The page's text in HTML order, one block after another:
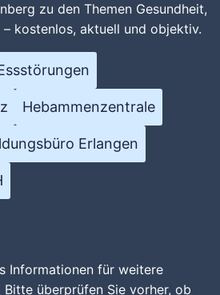
zu den Themen Gesundheit,
kostenlos, aktuell und objektiv.
Hebammenzentrale
Erlangen
Informationen für weitere
überprüfen Sie vorher, ob